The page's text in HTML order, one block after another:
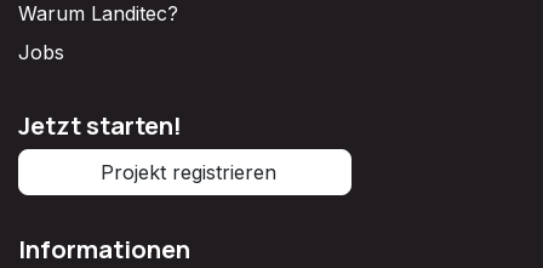
Warum Landitec?
Jobs
Jetzt starten!
Projekt registrieren
Informationen